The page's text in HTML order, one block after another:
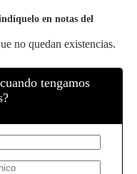
en notas del
no quedan existencias.
tengamos